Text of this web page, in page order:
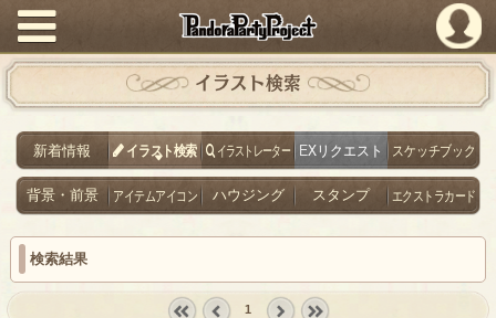
PandoraPartyProject
イラスト検索
新着情報 イラスト検索 イラストレーター EXリクエスト スケッチブック
背景・前景 アイテムアイコン ハウジング スタンプ エクストラカード
検索結果
1